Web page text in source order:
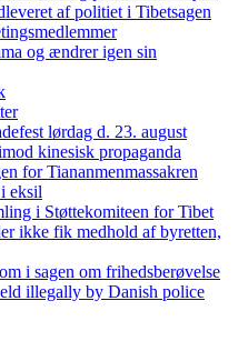
af politiet i Tibetsagen
og ændrer igen sin
lørdag d. 23. august
kinesisk propaganda
for Tiananmenmassakren
eksil
i Støttekomiteen for Tibet
ikke fik medhold af byretten,
i sagen om frihedsberøvelse
illegally by Danish police